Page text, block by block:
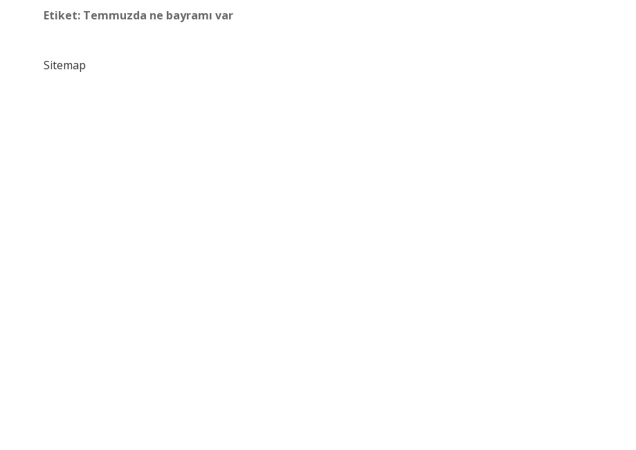
Etiket: Temmuzda ne bayramı var
Sitemap